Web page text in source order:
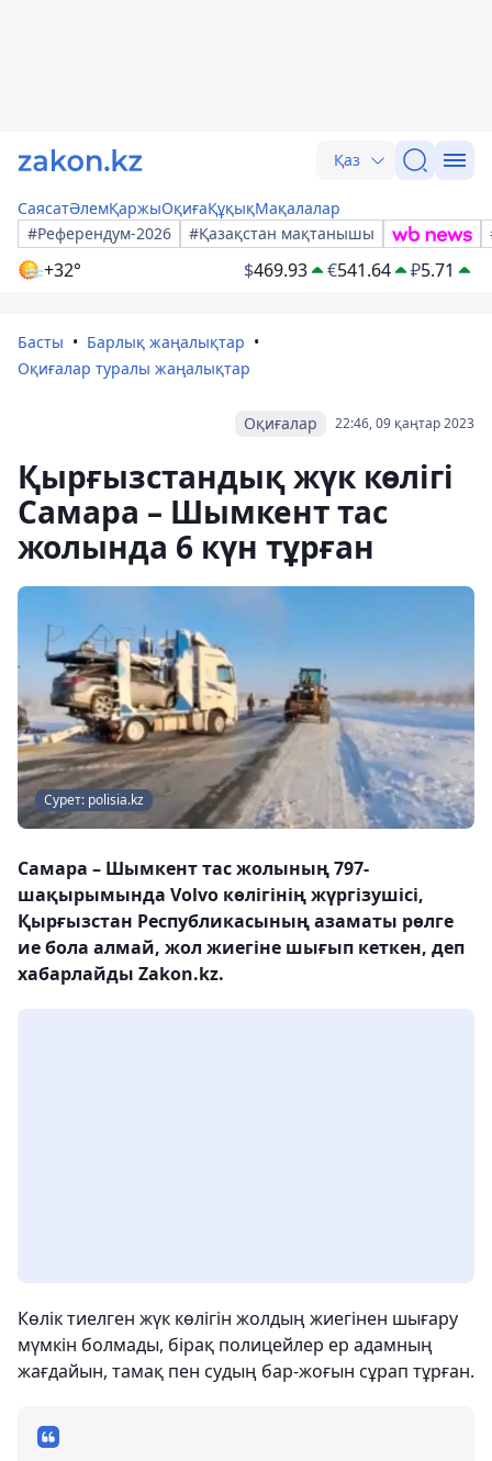
Қаз
СаясатӘлемҚаржыОқиғаҚұқықМақалалар
#Референдум-2026
#Қазақстан мақтанышы
+32° $469.93 €541.64 ₽5.71
Басты
Барлық жаңалықтар
Оқиғалар туралы жаңалықтар
22:46, 09 қаңтар 2023
Оқиғалар
Қырғызстандық жүк көлігі
Самара – Шымкент тас
жолында 6 күн тұрған
Сурет: polisia.kz
Самара – Шымкент тас жолының 797-
шақырымында Volvo көлігінің жүргізушісі,
Қырғызстан Республикасының азаматы рөлге
ие бола алмай, жол жиегіне шығып кеткен, деп
хабарлайды Zakon.kz.
Көлік тиелген жүк көлігін жолдың жиегінен шығару
мүмкін болмады, бірақ полицейлер ер адамның
жағдайын, тамақ пен судың бар-жоғын сұрап тұрған.